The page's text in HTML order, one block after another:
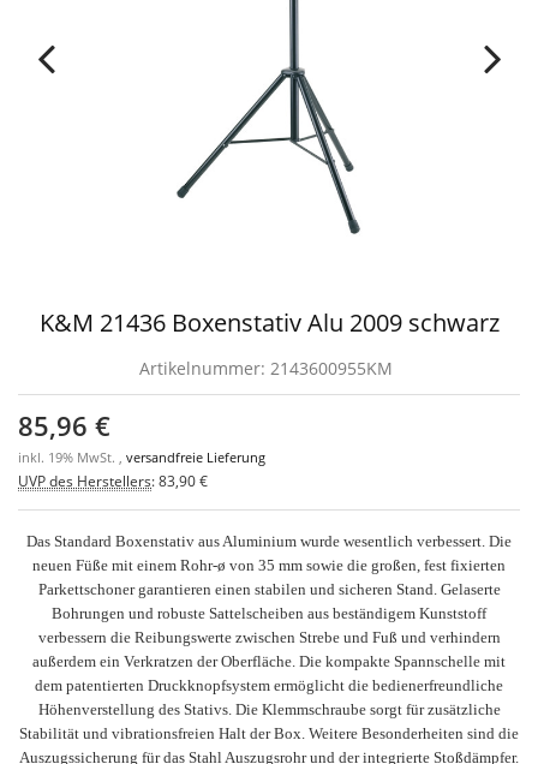
K&M 21436 Boxenstativ Alu 2009 schwarz
Artikelnummer: 2143600955KM
85,96 €
inkl. 19% MwSt. , versandfreie Lieferung
UVP des Herstellers:83,90 €
Das Standard Boxenstativ aus Aluminium wurde wesentlich verbessert. Die
neuen Füße mit einem Rohr-ø von 35 mm sowie die großen, fest fixierten
Parkettschoner garantieren einen stabilen und sicheren Stand. Gelaserte
Bohrungen und robuste Sattelscheiben aus beständigem Kunststoff
verbessern die Reibungswerte zwischen Strebe und Fuß und verhindern
außerdem ein Verkratzen der Oberfläche. Die kompakte Spannschelle mit
dem patentierten Druckknopfsystem ermöglicht die bedienerfreundliche
Höhenverstellung des Stativs. Die Klemmschraube sorgt für zusätzliche
Stabilität und vibrationsfreien Halt der Box. Weitere Besonderheiten sind die
Auszugssicherung für das Stahl Auszugsrohr und der integrierte Stoßdämpfer.